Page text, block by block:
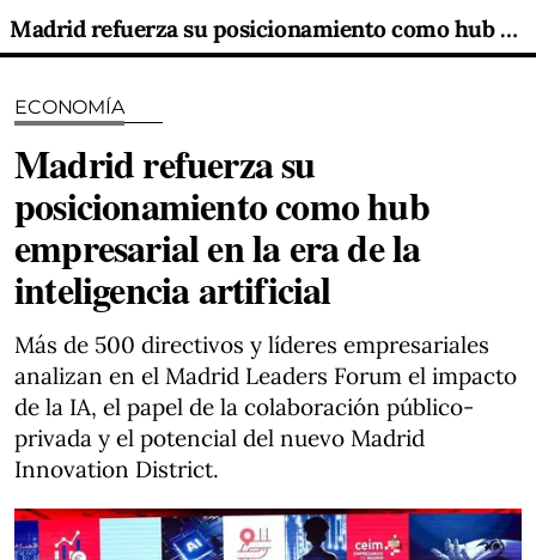
Madrid refuerza su posicionamiento como hub empresarial en la era de la inteligencia artificial
ECONOMÍA
Madrid refuerza su
posicionamiento como hub
empresarial en la era de la
inteligencia artificial
Más de 500 directivos y líderes empresariales
analizan en el Madrid Leaders Forum el impacto
de la IA, el papel de la colaboración público-
privada y el potencial del nuevo Madrid
Innovation District.